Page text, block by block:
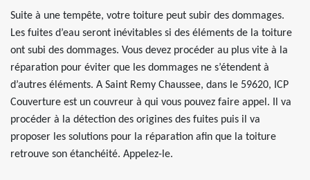
Suite à une tempête, votre toiture peut subir des dommages.
Les fuites d’eau seront inévitables si des éléments de la toiture
ont subi des dommages. Vous devez procéder au plus vite à la
réparation pour éviter que les dommages ne s’étendent à
d’autres éléments. A Saint Remy Chaussee, dans le 59620, ICP
Couverture est un couvreur à qui vous pouvez faire appel. Il va
procéder à la détection des origines des fuites puis il va
proposer les solutions pour la réparation afin que la toiture
retrouve son étanchéité. Appelez-le.